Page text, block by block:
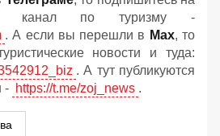
канал по туризму -
. А если вы перешли в Мах, то
новости и туда:
. А тут публикуются
- https://t.me/zoj_news .